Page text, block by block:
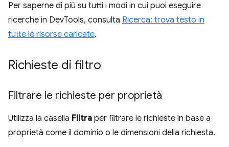
Per saperne di più su tutti i modi in cui puoi eseguire
ricerche in DevTools, consulta Ricerca: trova testo in
tutte le risorse caricate.
Richieste di filtro
Filtrare le richieste per proprietà
Utilizza la casella Filtra per filtrare le richieste in base a
proprietà come il dominio o le dimensioni della richiesta.